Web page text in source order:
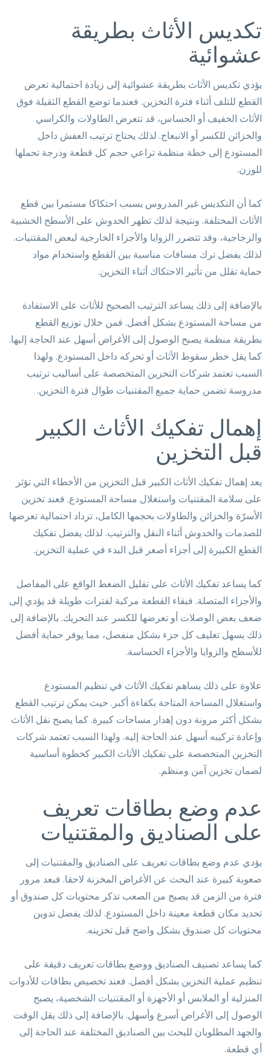
تكديس الأثاث بطريقة
عشوائية
يؤدي تكديس الأثاث بطريقة عشوائية إلى زيادة احتمالية تعرض
القطع للتلف أثناء فترة التخزين. فعندما توضع القطع الثقيلة فوق
الأثاث الخفيف أو الحساس، قد تتعرض الطاولات والكراسي
والخزائن للكسر أو الانبعاج. لذلك يحتاج ترتيب العفش داخل
المستودع إلى خطة منظمة تراعي حجم كل قطعة ودرجة تحملها
للوزن.
كما أن التكديس غير المدروس يسبب احتكاكا مستمرا بين قطع
الأثاث المختلفة. ونتيجة لذلك تظهر الخدوش على الأسطح الخشبية
والزجاجية، وقد تتضرر الزوايا والأجزاء الخارجية لبعض المقتنيات.
لذلك يفضل ترك مسافات مناسبة بين القطع واستخدام مواد
حماية تقلل من تأثير الاحتكاك أثناء التخزين.
بالإضافة إلى ذلك يساعد الترتيب الصحيح للأثاث على الاستفادة
من مساحة المستودع بشكل أفضل. فمن خلال توزيع القطع
بطريقة منظمة يصبح الوصول إلى الأغراض أسهل عند الحاجة إليها.
كما يقل خطر سقوط الأثاث أو تحركه داخل المستودع. ولهذا
السبب تعتمد شركات التخزين المتخصصة على أساليب ترتيب
مدروسة تضمن حماية جميع المقتنيات طوال فترة التخزين.
إهمال تفكيك الأثاث الكبير
قبل التخزين
يعد إهمال تفكيك الأثاث الكبير قبل التخزين من الأخطاء التي تؤثر
على سلامة المقتنيات واستغلال مساحة المستودع. فعند تخزين
الأسرّة والخزائن والطاولات بحجمها الكامل، تزداد احتمالية تعرضها
للصدمات والخدوش أثناء النقل والترتيب. لذلك يفضل تفكيك
القطع الكبيرة إلى أجزاء أصغر قبل البدء في عملية التخزين.
كما يساعد تفكيك الأثاث على تقليل الضغط الواقع على المفاصل
والأجزاء المتصلة. فبقاء القطعة مركبة لفترات طويلة قد يؤدي إلى
ضعف بعض الوصلات أو تعرضها للكسر عند التحريك. بالإضافة إلى
ذلك يسهل تغليف كل جزء بشكل منفصل، مما يوفر حماية أفضل
للأسطح والزوايا والأجزاء الحساسة.
علاوة على ذلك يساهم تفكيك الأثاث في تنظيم المستودع
واستغلال المساحة المتاحة بكفاءة أكبر. حيث يمكن ترتيب القطع
بشكل أكثر مرونة دون إهدار مساحات كبيرة. كما يصبح نقل الأثاث
وإعادة تركيبه أسهل عند الحاجة إليه. ولهذا السبب تعتمد شركات
التخزين المتخصصة على تفكيك الأثاث الكبير كخطوة أساسية
لضمان تخزين آمن ومنظم.
عدم وضع بطاقات تعريف
على الصناديق والمقتنيات
يؤدي عدم وضع بطاقات تعريف على الصناديق والمقتنيات إلى
صعوبة كبيرة عند البحث عن الأغراض المخزنة لاحقا. فبعد مرور
فترة من الزمن قد يصبح من الصعب تذكر محتويات كل صندوق أو
تحديد مكان قطعة معينة داخل المستودع. لذلك يفضل تدوين
محتويات كل صندوق بشكل واضح قبل تخزينه.
كما يساعد تصنيف الصناديق ووضع بطاقات تعريف دقيقة على
تنظيم عملية التخزين بشكل أفضل. فعند تخصيص بطاقات للأدوات
المنزلية أو الملابس أو الأجهزة أو المقتنيات الشخصية، يصبح
الوصول إلى الأغراض أسرع وأسهل. بالإضافة إلى ذلك يقل الوقت
والجهد المطلوبان للبحث بين الصناديق المختلفة عند الحاجة إلى
أي قطعة.